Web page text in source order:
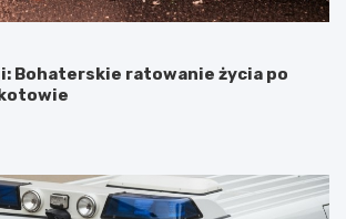
Bohaterskie ratowanie życia po